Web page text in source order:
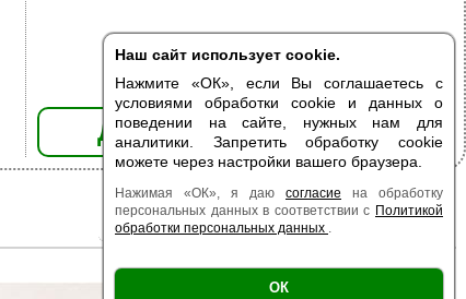
Наш сайт использует cookie.
Нажмите «ОК», если Вы соглашаетесь с
условиями обработки cookie и данных о
поведении на сайте, нужных нам для
аналитики. Запретить обработку cookie
можете через настройки вашего браузера.
Нажимая «ОК», я даю согласие на обработку
персональных данных в соответствии с Политикой
обработки персональных данных .
ОК
ДОБАВИТЬ В КОРЗИНУ
Есть образец | Поверхность |